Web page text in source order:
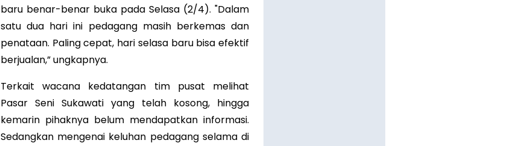
baru benar-benar buka pada Selasa (2/4). "Dalam
satu dua hari ini pedagang masih berkemas dan
penataan. Paling cepat, hari selasa baru bisa efektif
berjualan,” ungkapnya.
Terkait wacana kedatangan tim pusat melihat
Pasar Seni Sukawati yang telah kosong, hingga
kemarin pihaknya belum mendapatkan informasi.
Sedangkan mengenai keluhan pedagang selama di